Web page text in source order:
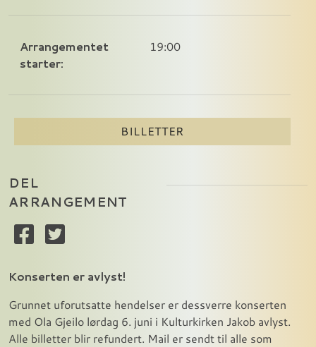
Arrangementet
starter:
19:00
BILLETTER
DEL
ARRANGEMENT
Konserten er avlyst!
Grunnet uforutsatte hendelser er dessverre konserten
med Ola Gjeilo lørdag 6. juni i Kulturkirken Jakob avlyst.
Alle billetter blir refundert. Mail er sendt til alle som